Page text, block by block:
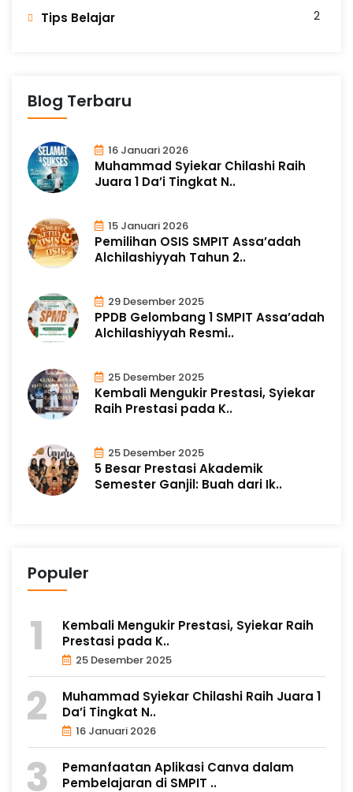
Tips Belajar 2
Blog Terbaru
16 Januari 2026
Muhammad Syiekar Chilashi Raih
Juara 1 Da’i Tingkat N..
15 Januari 2026
Pemilihan OSIS SMPIT Assa’adah
Alchilashiyyah Tahun 2..
29 Desember 2025
PPDB Gelombang 1 SMPIT Assa’adah
Alchilashiyyah Resmi..
25 Desember 2025
Kembali Mengukir Prestasi, Syiekar
Raih Prestasi pada K..
25 Desember 2025
5 Besar Prestasi Akademik
Semester Ganjil: Buah dari Ik..
Populer
Kembali Mengukir Prestasi, Syiekar Raih
Prestasi pada K..
25 Desember 2025
Muhammad Syiekar Chilashi Raih Juara 1
Da’i Tingkat N..
16 Januari 2026
Pemanfaatan Aplikasi Canva dalam
Pembelajaran di SMPIT ..